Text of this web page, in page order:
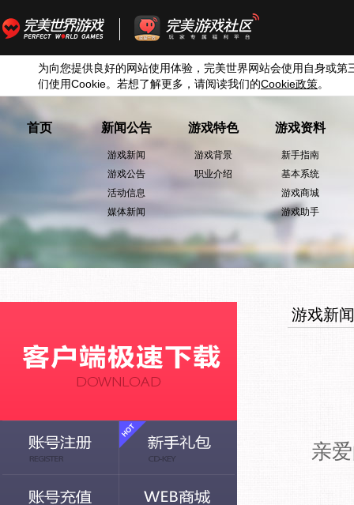
为向您提供良好的网站使用体验，完美世界网站会使用自身或第
们使用Cookie。若想了解更多，请阅读我们的Cookie政策。
首页 新闻公告
游戏新闻
游戏公告
活动信息
媒体新闻
游戏特色
游戏背景
职业介绍
游戏资料
新手指南
基本系统
游戏商城
游戏助手
游戏新闻
亲